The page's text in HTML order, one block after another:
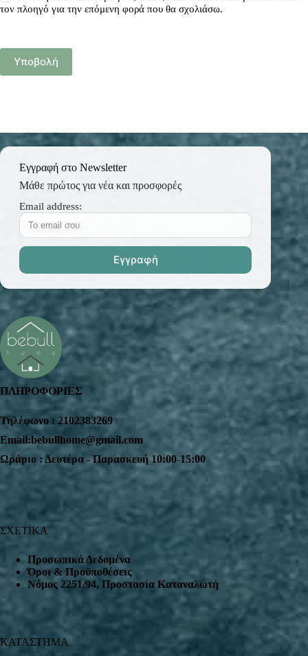
τον πλοηγό για την επόμενη φορά που θα σχολιάσω.
Υποβολή
Εγγραφή στο Newsletter
Μάθε πρώτος για νέα και προσφορές
Email address:
ΠΛΗΡΟΦΟΡΙΕΣ
Τηλέφωνο : 2102383269
Email:bebullhome@gmail.com
Ωράριο : Δευτέρα - Παρασκευή 10:00-15:00
ΣΧΕΤΙΚΑ
Προσωπικά Δεδομένα
Όροι & Προϋποθέσεις
Nόμος 2251/94, Προστασία Καταναλωτή
ΚΑΤΑΣΤΗΜΑ